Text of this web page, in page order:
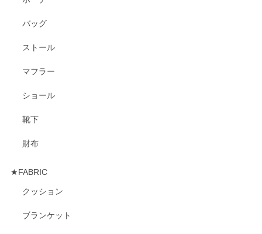
バッグ
ストール
マフラー
ショール
靴下
財布
★FABRIC
クッション
ブランケット